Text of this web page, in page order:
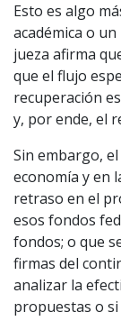
Esto es algo
académica o
jueza afirma
que el flujo
recuperación
y, por ende, el
Sin embargo,
economía y en
retraso en el
esos fondos
fondos; o que
firmas del
analizar la
propuestas o